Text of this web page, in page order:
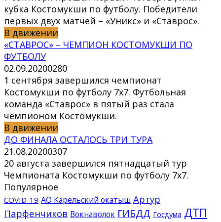
кубка Костомукши по футболу. Победители
первых двух матчей – «Уникс» и «Ставрос».
В движении
«СТАВРОС» – ЧЕМПИОН КОСТОМУКШИ ПО
ФУТБОЛУ
02.09.20200280
1 сентября завершился чемпионат
Костомукши по футболу 7х7. Футбольная
команда «Ставрос» в пятый раз стала
чемпионом Костомукши.
В движении
ДО ФИНАЛА ОСТАЛОСЬ ТРИ ТУРА
21.08.20200307
20 августа завершился пятнадцатый тур
Чемпионата Костомукши по футболу 7х7.
Популярное
COVID-19 АО Карельский окатыш Артур
Парфенчиков Вокнаволок ГИБДД Госдума ДТП